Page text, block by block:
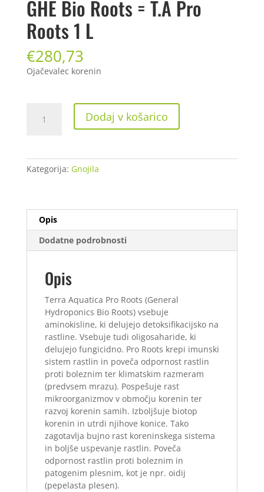
GHE Bio Roots = T.A Pro
Roots 1 L
€280,73
Ojačevalec korenin
T.A
Pro
L
količina
Dodaj v košarico
Kategorija: Gnojila
Opis
Dodatne podrobnosti
Opis
Terra Aquatica Pro Roots (General
Hydroponics Bio Roots) vsebuje
aminokisline, ki delujejo detoksifikacijsko na
rastline. Vsebuje tudi oligosaharide, ki
delujejo fungicidno. Pro Roots krepi imunski
sistem rastlin in poveča odpornost rastlin
proti boleznim ter klimatskim razmeram
(predvsem mrazu). Pospešuje rast
mikroorganizmov v območju korenin ter
razvoj korenin samih. Izboljšuje biotop
korenin in utrdi njihove konice. Tako
zagotavlja bujno rast koreninskega sistema
in boljše uspevanje rastlin. Poveča
odpornost rastlin proti boleznim in
patogenim plesnim, kot je npr. oidij
(pepelasta plesen).